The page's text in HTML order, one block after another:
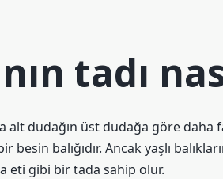
tadı
dudağın üst dudağa göre daha
besin balığıdır. Ancak yaşlı
eti gibi bir tada sahip olur.